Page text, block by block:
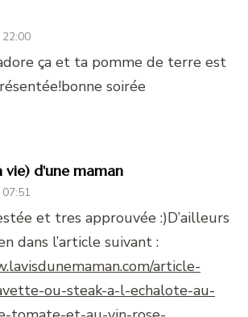
ça et ta pomme de terre est
soirée
vie) d'une maman
et tres approuvée :)D’ailleurs
dans l’article suivant :
article-
ou-steak-a-l-echalote-au-